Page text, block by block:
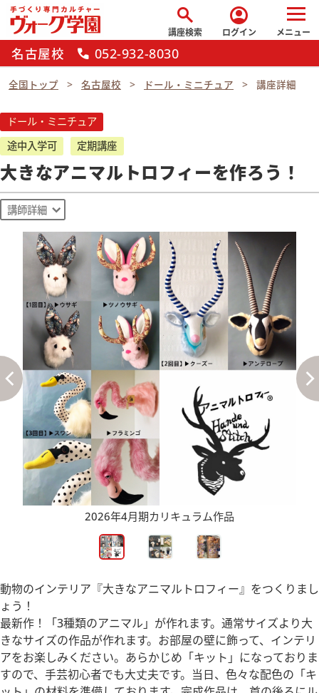
search
講座検索
account_circle
ログイン メニュー
名古屋校 call 052-932-8030
全国トップ 名古屋校 ドール・ミニチュア 講座詳細
ドール・ミニチュア
途中入学可
定期講座
大きなアニマルトロフィーを作ろう！
講師詳細
キットになっているので手芸初心者さんも安心
動物のインテリア『大きなアニマルトロフィー』をつくりまし
ょう！
最新作！「3種類のアニマル」が作れます。通常サイズより大
きなサイズの作品が作れます。お部屋の壁に飾って、インテリ
アをお楽しみください。あらかじめ「キット」になっておりま
すので、手芸初心者でも大丈夫です。当日、色々な配色の「キ